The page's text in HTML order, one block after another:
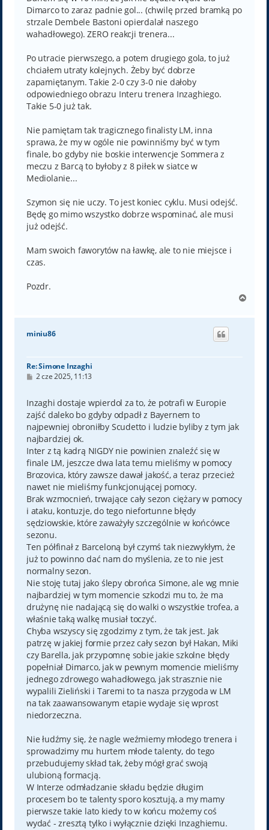
Dimarco to zaraz padnie gol... (chwilę przed bramką po
strzale Dembele Bastoni opierdalał naszego
wahadłowego). ZERO reakcji trenera...
Po utracie pierwszego, a potem drugiego gola, to już
chciałem utraty kolejnych. Żeby być dobrze
zapamiętanym. Takie 2-0 czy 3-0 nie dałoby
odpowiedniego obrazu Interu trenera Inzaghiego.
Takie 5-0 już tak.
Nie pamiętam tak tragicznego finalisty LM, inna
sprawa, że my w ogóle nie powinniśmy być w tym
finale, bo gdyby nie boskie interwencje Sommera z
meczu z Barcą to byłoby z 8 piłek w siatce w
Mediolanie...
Szymon się nie uczy. To jest koniec cyklu. Musi odejść.
Będę go mimo wszystko dobrze wspominać, ale musi
już odejść.
Mam swoich faworytów na ławkę, ale to nie miejsce i
czas.
Pozdr.
g
miniu86
Re: Simone Inzaghi
P
t
2 cze 2025, 11:13
Inzaghi dostaje wpierdol za to, że potrafi w Europie
zajść daleko bo gdyby odpadł z Bayernem to
najpewniej obroniłby Scudetto i ludzie byliby z tym jak
najbardziej ok.
Inter z tą kadrą NIGDY nie powinien znaleźć się w
finale LM, jeszcze dwa lata temu mieliśmy w pomocy
Brozovica, który zawsze dawał jakość, a teraz przecież
nawet nie mieliśmy funkcjonującej pomocy.
Brak wzmocnień, trwające cały sezon ciężary w pomocy
i ataku, kontuzje, do tego niefortunne błędy
sędziowskie, które zaważyły szczególnie w końcówce
sezonu.
Ten półfinał z Barceloną był czymś tak niezwykłym, że
już to powinno dać nam do myślenia, ze to nie jest
normalny sezon.
Nie stoję tutaj jako ślepy obrońca Simone, ale wg mnie
najbardziej w tym momencie szkodzi mu to, że ma
drużynę nie nadającą się do walki o wszystkie trofea, a
właśnie taką walkę musiał toczyć.
Chyba wszyscy się zgodzimy z tym, że tak jest. Jak
patrzę w jakiej formie przez cały sezon był Hakan, Miki
czy Barella, jak przypomnę sobie jakie szkolne błędy
popełniał Dimarco, jak w pewnym momencie mieliśmy
jednego zdrowego wahadłowego, jak strasznie nie
wypalili Zieliński i Taremi to ta nasza przygoda w LM
na tak zaawansowanym etapie wydaje się wprost
niedorzeczna.
Nie łudźmy się, że nagle weźmiemy młodego trenera i
sprowadzimy mu hurtem młode talenty, do tego
przebudujemy skład tak, żeby mógł grać swoją
ulubioną formacją.
W Interze odmładzanie składu będzie długim
procesem bo te talenty sporo kosztują, a my mamy
pierwsze takie lato kiedy to w końcu możemy coś
wydać - zresztą tylko i wyłącznie dzięki Inzaghiemu.